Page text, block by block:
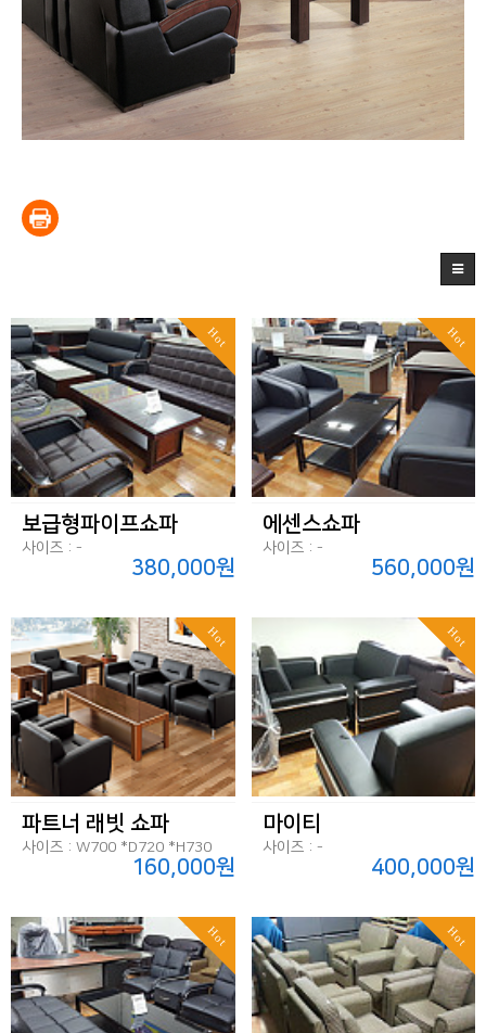
Hot
보급형파이프쇼파
사이즈 : -
380,000원
Hot
에센스쇼파
사이즈 : -
560,000원
Hot
파트너 래빗 쇼파
사이즈 : W700 *D720 *H730
160,000원
Hot
마이티
사이즈 : -
400,000원
Hot Hot